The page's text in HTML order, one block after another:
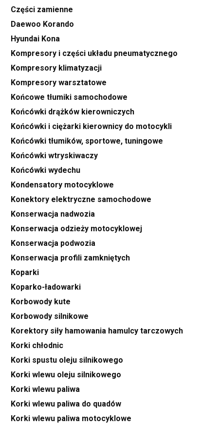
Części zamienne
Daewoo Korando
Hyundai Kona
Kompresory i części układu pneumatycznego
Kompresory klimatyzacji
Kompresory warsztatowe
Końcowe tłumiki samochodowe
Końcówki drążków kierowniczych
Końcówki i ciężarki kierownicy do motocykli
Końcówki tłumików, sportowe, tuningowe
Końcówki wtryskiwaczy
Końcówki wydechu
Kondensatory motocyklowe
Konektory elektryczne samochodowe
Konserwacja nadwozia
Konserwacja odzieży motocyklowej
Konserwacja podwozia
Konserwacja profili zamkniętych
Koparki
Koparko-ładowarki
Korbowody kute
Korbowody silnikowe
Korektory siły hamowania hamulcy tarczowych
Korki chłodnic
Korki spustu oleju silnikowego
Korki wlewu oleju silnikowego
Korki wlewu paliwa
Korki wlewu paliwa do quadów
Korki wlewu paliwa motocyklowe